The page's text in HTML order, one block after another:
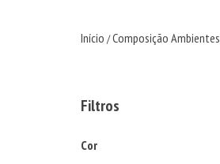
Início /Composição Ambientes
Filtros
Cor